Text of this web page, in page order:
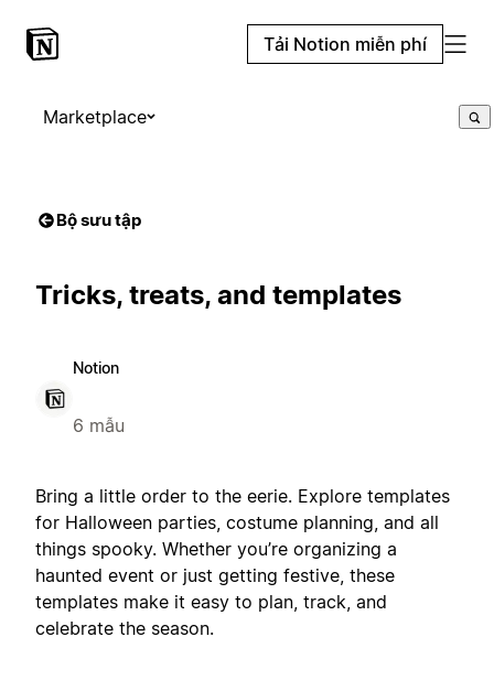
Tải Notion miễn phí
Marketplace
Bộ sưu tập
Tricks, treats, and templates
Notion
6 mẫu
Bring a little order to the eerie. Explore templates
for Halloween parties, costume planning, and all
things spooky. Whether you’re organizing a
haunted event or just getting festive, these
templates make it easy to plan, track, and
celebrate the season.